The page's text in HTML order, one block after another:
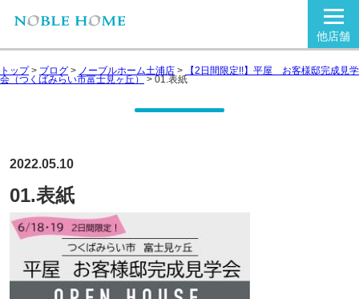
他店舗
トップ> ブログ > ノーブルホーム土浦店 > 【2日間限定!!】平屋 お客様邸完成見学
会（つくばみらい市富士見ヶ丘） > 01.表紙
2022.05.10
01.表紙